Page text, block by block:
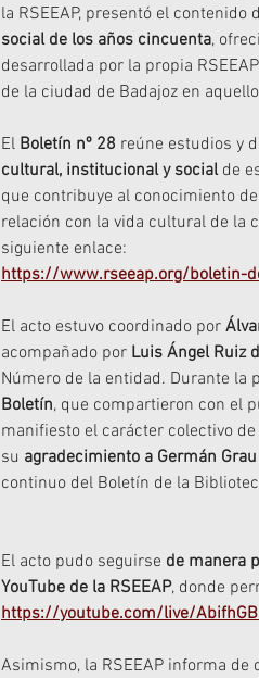
la RSEEAP, presentó el
social de los años cincuenta,
desarrollada por la propia
de la ciudad de Badajoz en
El Boletín nº 28 reúne estudios y
cultural, institucional y social de
que contribuye al conocimiento
relación con la vida cultural de la
siguiente enlace:
https://www.rseeap.org/boletin-
El acto estuvo coordinado por
acompañado por Luis Ángel Ruiz
Número de la entidad. Durante
Boletín, que compartieron con el
manifiesto el carácter colectivo
su agradecimiento a Germán
continuo del Boletín de la
El acto pudo seguirse de manera
YouTube de la RSEEAP, donde
https://youtube.com/live/
Asimismo, la RSEEAP informa de